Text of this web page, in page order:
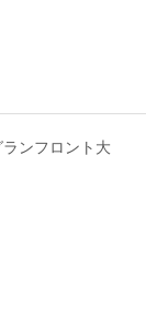
ンフロント大